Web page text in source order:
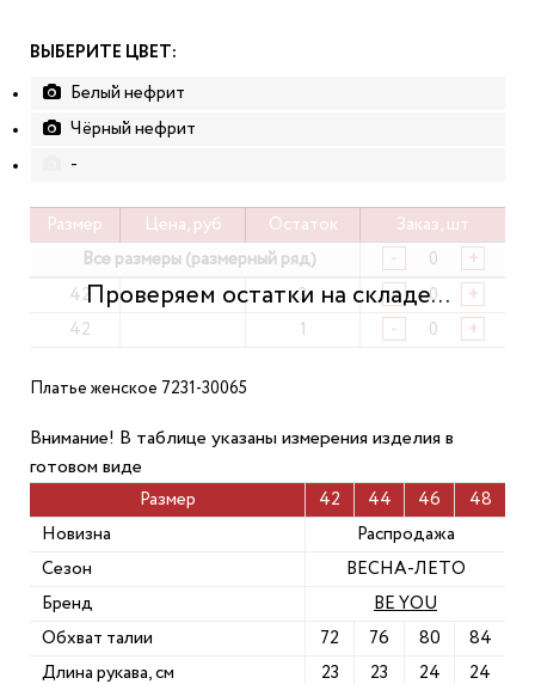
ВЫБЕРИТЕ ЦВЕТ:
Белый нефрит
Чёрный нефрит
-
Размер Цена, руб Остаток
Заказ, шт
Все размеры (размерный ряд)
- +
42 3 - +
42 1 - +
Платье женское 7231-30065
Внимание! В таблице указаны измерения изделия в
готовом виде
Размер 42 44 46
48
Новизна
Распродажа
Сезон
ВЕСНА-ЛЕТО
Бренд
BE YOU
Обхват талии
72 76 80
84
Длина рукава, см
23 23 24
24